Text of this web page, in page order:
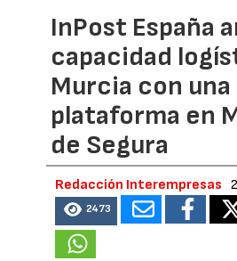
InPost España
capacidad
Murcia con una
plataforma en
de Segura
Redacción Interempresas
2473